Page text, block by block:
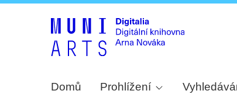
Domů Prohlížení